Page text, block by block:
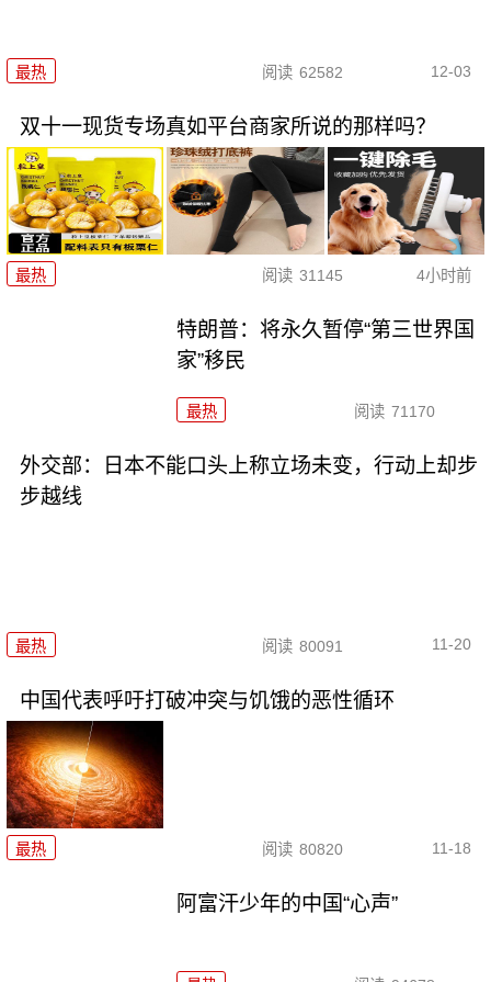
最热 阅读 62582 12-03
双十一现货专场真如平台商家所说的那样吗？
最热 阅读 31145 4小时前
特朗普：将永久暂停“第三世界国
家”移民
最热 阅读 71170
外交部：日本不能口头上称立场未变，行动上却步
步越线
最热 阅读 80091 11-20
中国代表呼吁打破冲突与饥饿的恶性循环
最热 阅读 80820 11-18
阿富汗少年的中国“心声”